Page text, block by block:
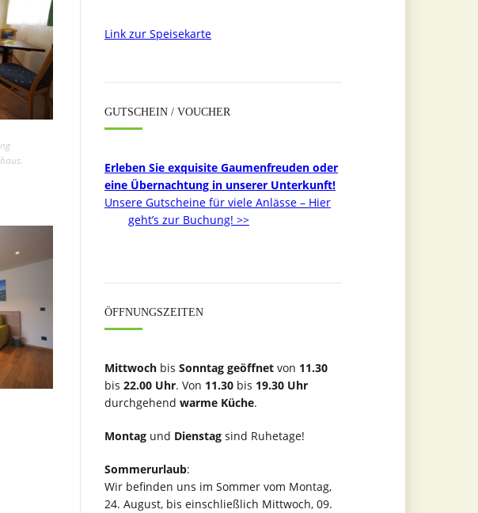
Link zur Speisekarte
GUTSCHEIN / VOUCHER
Erleben Sie exquisite Gaumenfreuden oder
eine Übernachtung in unserer Unterkunft!
Unsere Gutscheine für viele Anlässe – Hier
geht’s zur Buchung! >>
ÖFFNUNGSZEITEN
Mittwoch bis Sonntag geöffnet von 11.30
bis 22.00 Uhr. Von 11.30 bis 19.30 Uhr
durchgehend warme Küche.
Montag und Dienstag sind Ruhetage!
Sommerurlaub:
Wir befinden uns im Sommer vom Montag,
24. August, bis einschließlich Mittwoch, 09.